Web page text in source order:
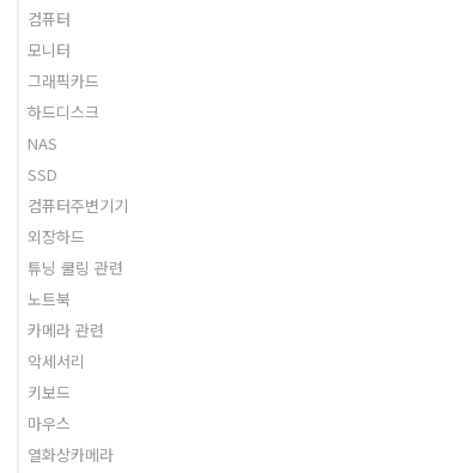
컴퓨터
모니터
그래픽카드
하드디스크
NAS
SSD
컴퓨터주변기기
외장하드
튜닝 쿨링 관련
노트북
카메라 관련
악세서리
키보드
마우스
열화상카메라